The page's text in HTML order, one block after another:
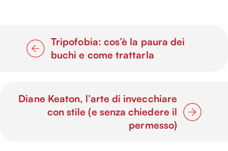
Tripofobia: cos’è la paura dei
buchi e come trattarla
Diane Keaton, l’arte di invecchiare
con stile (e senza chiedere il
permesso)